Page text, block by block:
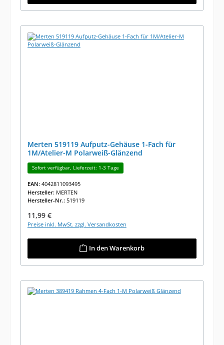
Merten 519119 Aufputz-Gehäuse 1-Fach für
1M/Atelier-M Polarweiß-Glänzend
Sofort verfügbar, Lieferzeit: 1-3 Tage
EAN: 4042811093495
Hersteller: MERTEN
Hersteller-Nr.: 519119
Regulärer Preis:
11,99 €
Preise inkl. MwSt. zzgl. Versandkosten
In den Warenkorb